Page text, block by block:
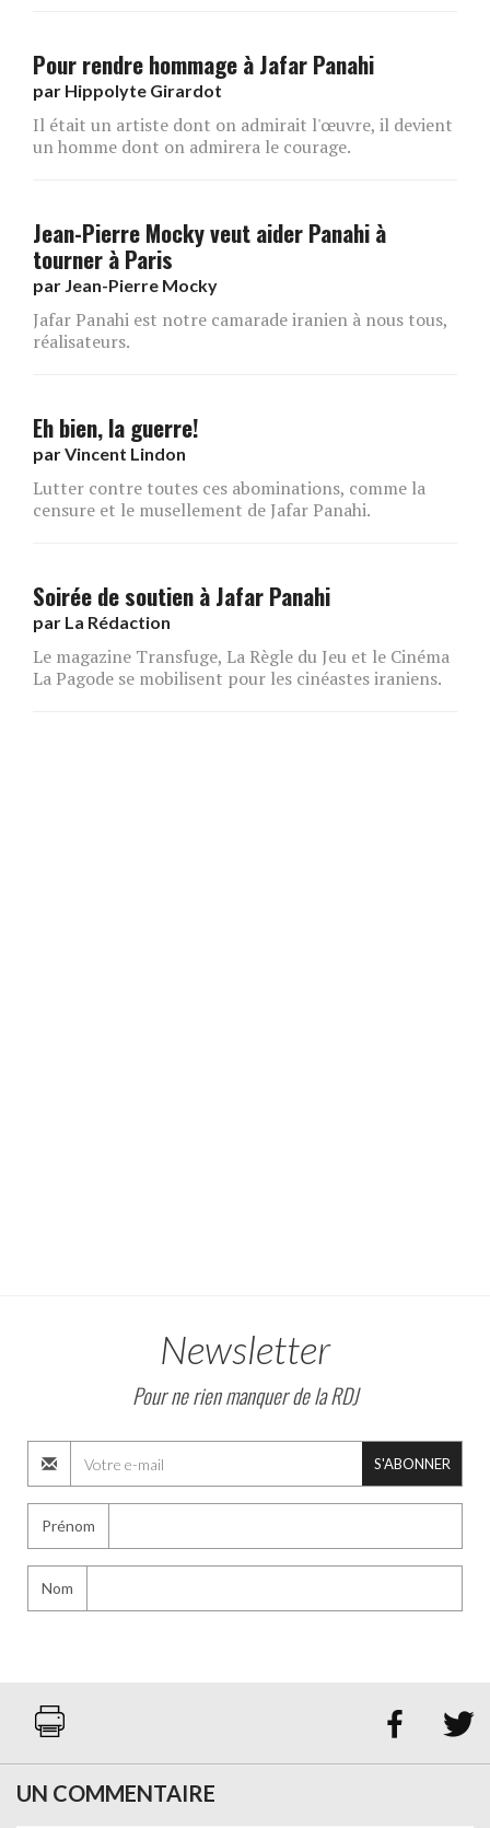
Pour rendre hommage à Jafar Panahi
par Hippolyte Girardot
Il était un artiste dont on admirait l'œuvre, il devient
un homme dont on admirera le courage.
Jean-Pierre Mocky veut aider Panahi à
tourner à Paris
par Jean-Pierre Mocky
Jafar Panahi est notre camarade iranien à nous tous,
réalisateurs.
Eh bien, la guerre!
parVincent Lindon
Lutter contre toutes ces abominations, comme la
censure et le musellement de Jafar Panahi.
Soirée de soutien à Jafar Panahi
par La Rédaction
Le magazine Transfuge, La Règle du Jeu et le Cinéma
La Pagode se mobilisent pour les cinéastes iraniens.
Newsletter
Pour ne rien manquer de la RDJ
S'ABONNER
Prénom
Nom
 
UN COMMENTAIRE